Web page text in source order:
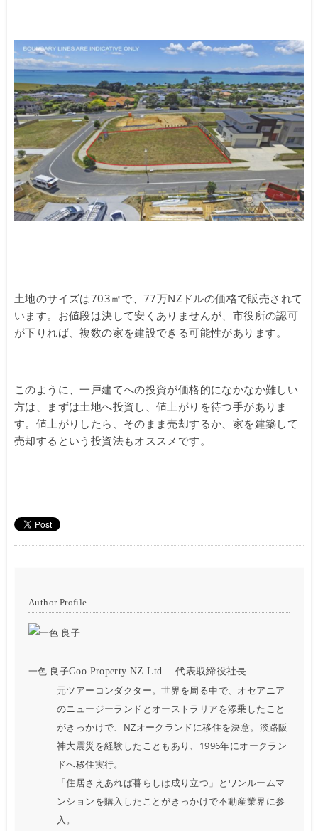
土地のサイズは703㎡で、77万NZドルの価格で販売されて
います。お値段は決して安くありませんが、市役所の認可
が下りれば、複数の家を建設できる可能性があります。
このように、一戸建てへの投資が価格的になかなか難しい
方は、まずは土地へ投資し、値上がりを待つ手がありま
す。値上がりしたら、そのまま売却するか、家を建築して
売却するという投資法もオススメです。
Author Profile
一色 良子Goo Property NZ Ltd. 代表取締役社長
元ツアーコンダクター。世界を周る中で、オセアニア
のニュージーランドとオーストラリアを添乗したこと
がきっかけで、NZオークランドに移住を決意。淡路阪
神大震災を経験したこともあり、1996年にオークラン
ドへ移住実行。
「住居さえあれば暮らしは成り立つ」とワンルームマ
ンションを購入したことがきっかけで不動産業界に参
入。